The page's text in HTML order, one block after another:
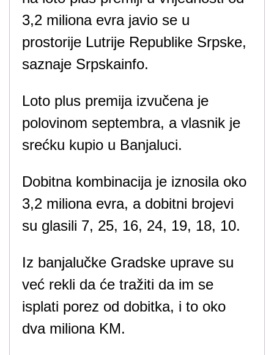
3,2 miliona evra javio se u
prostorije Lutrije Republike Srpske,
saznaje Srpskainfo.
Loto plus premija izvučena je
polovinom septembra, a vlasnik je
srećku kupio u Banjaluci.
Dobitna kombinacija je iznosila oko
3,2 miliona evra, a dobitni brojevi
su glasili 7, 25, 16, 24, 19, 18, 10.
Iz banjalučke Gradske uprave su
već rekli da će tražiti da im se
isplati porez od dobitka, i to oko
dva miliona KM.